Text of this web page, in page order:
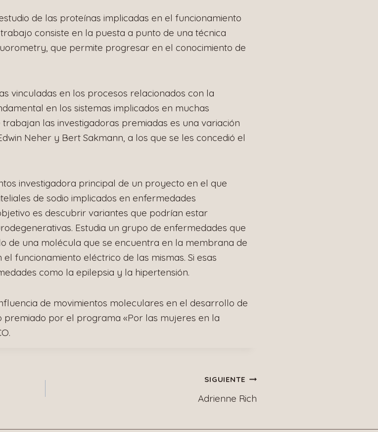
de las proteínas implicadas en el funcionamiento
consiste en la puesta a punto de una técnica
que permite progresar en el conocimiento de
vinculadas en los procesos relacionados con la
en los sistemas implicados en muchas
las investigadoras premiadas es una variación
Neher y Bert Sakmann, a los que se les concedió el
investigadora principal de un proyecto en el que
de sodio implicados en enfermedades
es descubrir variantes que podrían estar
Estudia un grupo de enfermedades que
de una molécula que se encuentra en la membrana de
funcionamiento eléctrico de las mismas. Si esas
como la epilepsia y la hipertensión.
de movimientos moleculares en el desarrollo de
premiado por el programa «Por las mujeres en la
SIGUIENTE
Adrienne Rich